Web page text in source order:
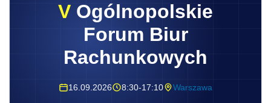
V Ogólnopolskie
Forum Biur
Rachunkowych
16.09.2026 8:30-17:10 Warszawa